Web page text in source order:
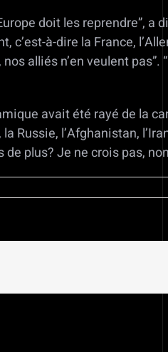
doit les reprendre”, a
c’est-à-dire la France,
alliés n’en veulent
avait été rayé de la
l’Afghanistan,
plus? Je ne crois pas,